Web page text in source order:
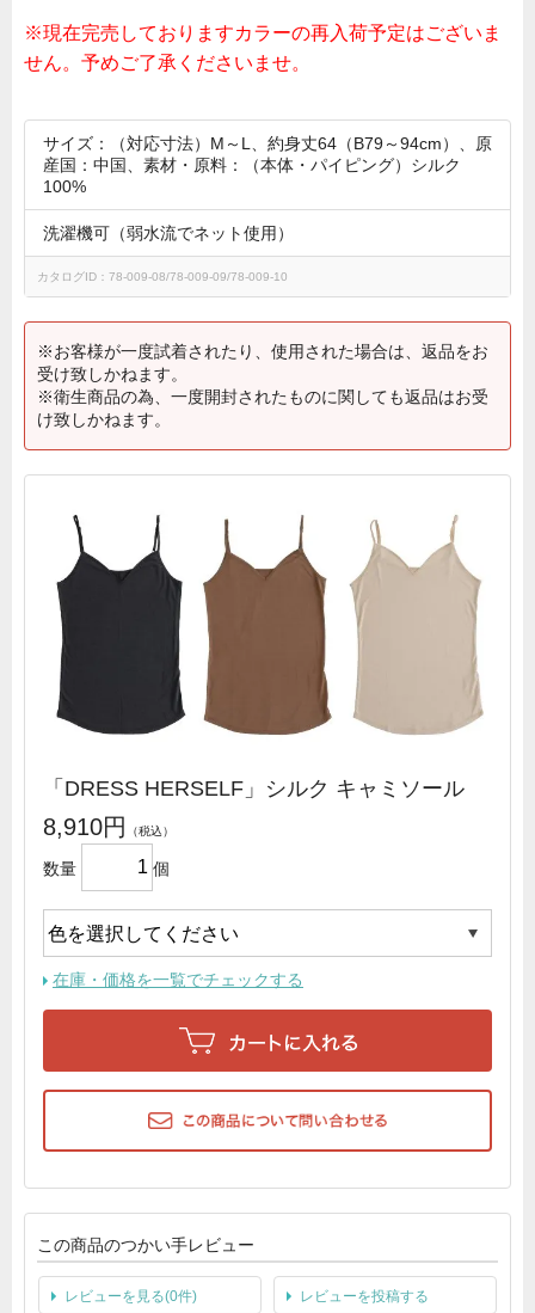
※現在完売しておりますカラーの再入荷予定はございま
せん。予めご了承くださいませ。
サイズ：（対応寸法）M～L、約身丈64（B79～94cm）、原
産国：中国、素材・原料：（本体・パイピング）シルク
100%
洗濯機可（弱水流でネット使用）
カタログID：78-009-08/78-009-09/78-009-10
※お客様が一度試着されたり、使用された場合は、返品をお
受け致しかねます。
※衛生商品の為、一度開封されたものに関しても返品はお受
け致しかねます。
「DRESS HERSELF」シルク キャミソール
8,910円
数量 個
在庫・価格を一覧でチェックする
この商品のつかい手レビュー
レビューを見る(0件) レビューを投稿する